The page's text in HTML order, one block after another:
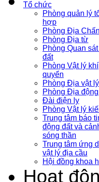
Tổ chức
Phòng quản lý
hợp
Phòng Địa Chấn
Phòng Địa từ
Phòng Quan
đất
Phòng Vật lý khí
quyển
Phòng Địa vật lý
Phòng Địa
Đài điện ly
Phòng Vật lý
Trung tâm báo
động đất và
sóng thần
Trung tâm ứng
vật lý địa cầu
Hội đồng khoa
Hoạt